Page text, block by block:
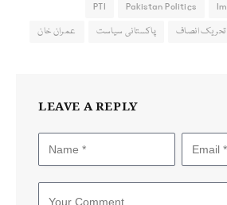
Pakistan Politics
PTI
تحریک انصاف پاکستانی سیاست
عمران خان
LEAVE A REPLY